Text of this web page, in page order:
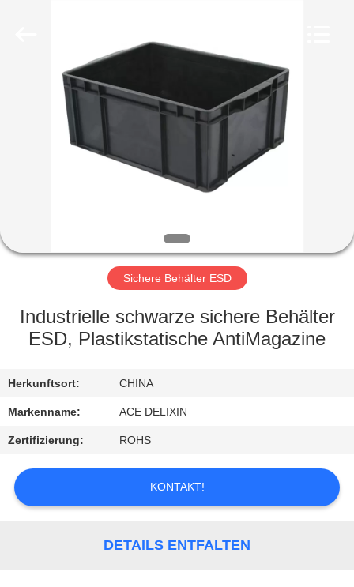
HAUS
PRODUKTE
FABRIK-
AUSFLUG
QUALITÄTSKONTROLLE
TRETEN
SIE
MIT
UNS
IN
VERBINDUNG
Sichere Behälter ESD
Industrielle schwarze sichere Behälter
ESD, Plastikstatische AntiMagazine
Herkunftsort: CHINA
Markenname: ACE DELIXIN
Zertifizierung: ROHS
KONTAKT!
DETAILS ENTFALTEN